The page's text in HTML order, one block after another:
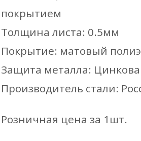
покрытием
Толщина листа: 0.5мм
Покрытие: матовый
Защита металла:
Производитель стали:
Розничная цена за 1шт.